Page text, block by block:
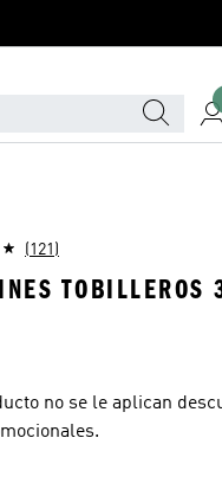
(121)
TOBILLEROS
no se le aplican